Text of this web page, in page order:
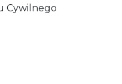
Cywilnego